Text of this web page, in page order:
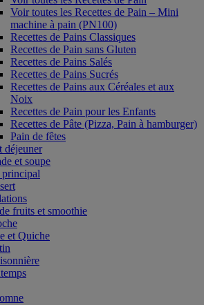
Voir toutes les Recettes de Pain – Mini
machine à pain (PN100)
Recettes de Pains Classiques
Recettes de Pain sans Gluten
Recettes de Pains Salés
Recettes de Pains Sucrés
Recettes de Pains aux Céréales et aux
Noix
Recettes de Pain pour les Enfants
Recettes de Pâte (Pizza, Pain à hamburger)
Pain de fêtes
déjeuner
et soupe
principal
fruits et smoothie
et Quiche